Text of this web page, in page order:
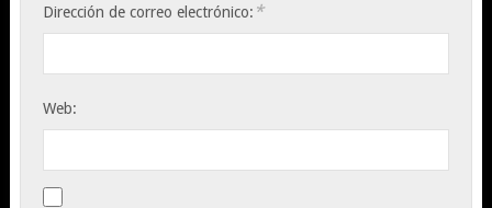
Dirección de correo electrónico: *
Web: